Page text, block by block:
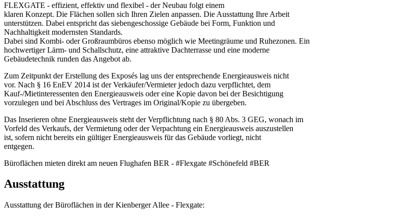
FLEXGATE - effizient, effektiv und flexibel - der Neubau folgt einem
klaren Konzept. Die Flächen sollen sich Ihren Zielen anpassen. Die Ausstattung Ihre Arbeit
unterstützen. Dabei entspricht das siebengeschossige Gebäude bei Form, Funktion und
Nachhaltigkeit modernsten Standards.
Dabei sind Kombi- oder Großraumbüros ebenso möglich wie Meetingräume und Ruhezonen. Ein
hochwertiger Lärm- und Schallschutz, eine attraktive Dachterrasse und eine moderne
Gebäudetechnik runden das Angebot ab.
Zum Zeitpunkt der Erstellung des Exposés lag uns der entsprechende Energieausweis nicht
vor. Nach § 16 EnEV 2014 ist der Verkäufer/Vermieter jedoch dazu verpflichtet, dem
Kauf-/Mietinteressenten den Energieausweis oder eine Kopie davon bei der Besichtigung
vorzulegen und bei Abschluss des Vertrages im Original/Kopie zu übergeben.
Das Inserieren ohne Energieausweis steht der Verpflichtung nach § 80 Abs. 3 GEG, wonach im
Vorfeld des Verkaufs, der Vermietung oder der Verpachtung ein Energieausweis auszustellen
ist, sofern nicht bereits ein gültiger Energieausweis für das Gebäude vorliegt, nicht
entgegen.
Büroflächen mieten direkt am neuen Flughafen BER - #Flexgate #Schönefeld #BER
Ausstattung
Ausstattung der Büroflächen in der Kienberger Allee - Flexgate: